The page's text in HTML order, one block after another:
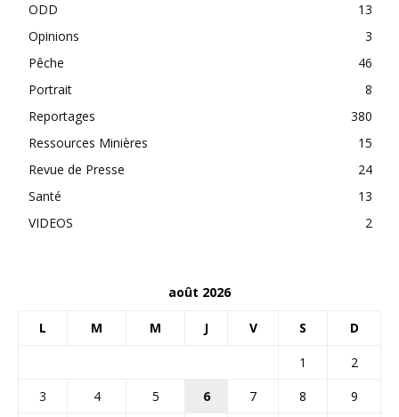
ODD
13
Opinions
3
Pêche
46
Portrait
8
Reportages
380
Ressources Minières
15
Revue de Presse
24
Santé
13
VIDEOS
2
août 2026
L M M J V S D
1
2
3
4 5 6 7 8
9